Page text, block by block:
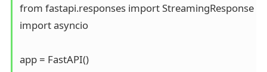
from fastapi.responses import StreamingResponse
import asyncio
app = FastAPI()